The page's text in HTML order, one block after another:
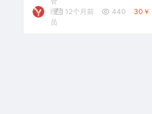
理
员
12个月前 440 30￥